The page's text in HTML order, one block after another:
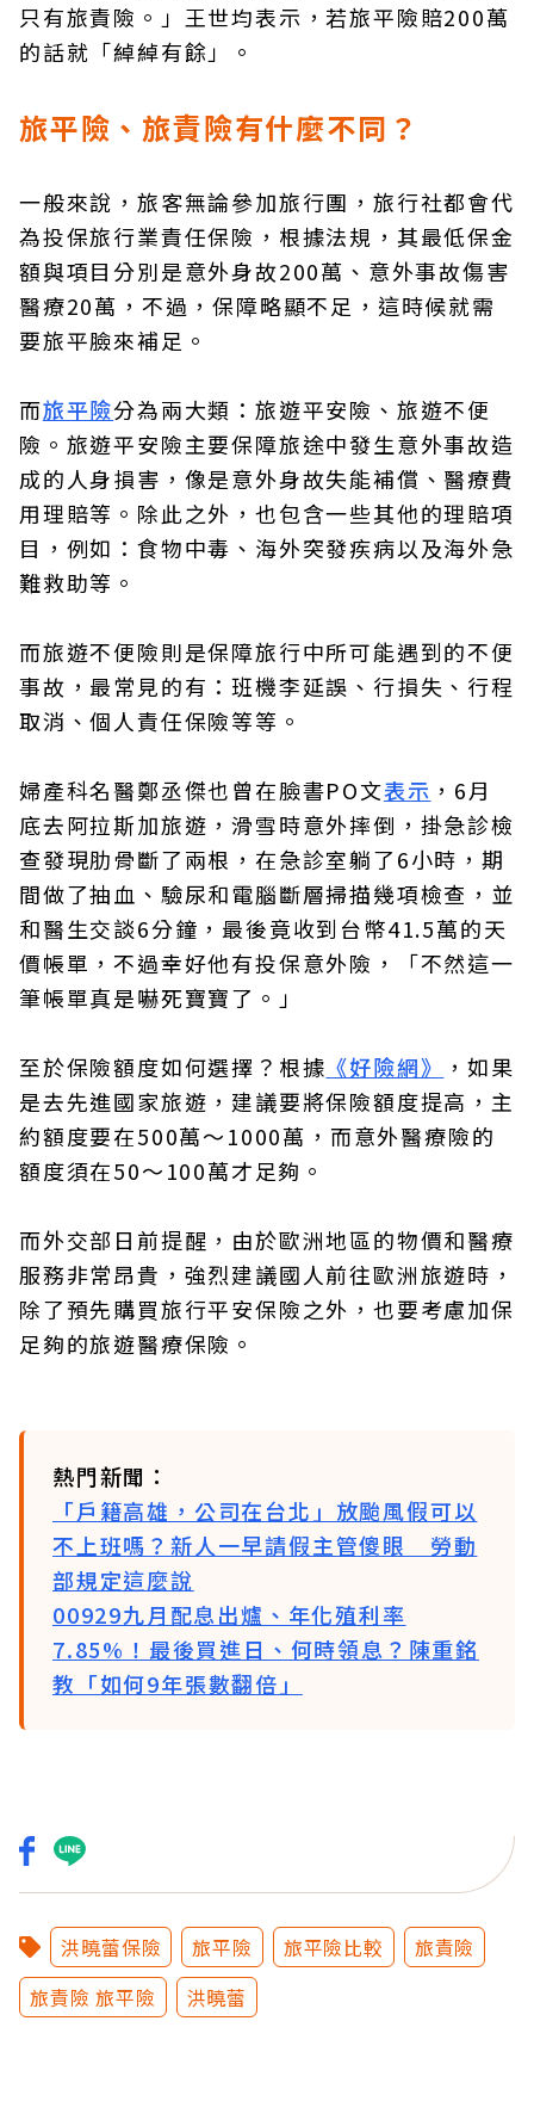
只有旅責險。」王世均表示，若旅平險賠200萬
的話就「綽綽有餘」。
旅平險、旅責險有什麼不同？
一般來說，旅客無論參加旅行團，旅行社都會代
為投保旅行業責任保險，根據法規，其最低保金
額與項目分別是意外身故200萬、意外事故傷害
醫療20萬，不過，保障略顯不足，這時候就需
要旅平臉來補足。
而旅平險分為兩大類：旅遊平安險、旅遊不便
險。旅遊平安險主要保障旅途中發生意外事故造
成的人身損害，像是意外身故失能補償、醫療費
用理賠等。除此之外，也包含一些其他的理賠項
目，例如：食物中毒、海外突發疾病以及海外急
難救助等。
而旅遊不便險則是保障旅行中所可能遇到的不便
事故，最常見的有：班機李延誤、行損失、行程
取消、個人責任保險等等。
婦產科名醫鄭丞傑也曾在臉書PO文表示 ，6月
底去阿拉斯加旅遊，滑雪時意外摔倒，掛急診檢
查發現肋骨斷了兩根，在急診室躺了6小時，期
間做了抽血、驗尿和電腦斷層掃描幾項檢查，並
和醫生交談6分鐘，最後竟收到台幣41.5萬的天
價帳單，不過幸好他有投保意外險，「不然這一
筆帳單真是嚇死寶寶了。」
至於保險額度如何選擇？根據 《好險網》
，如果
是去先進國家旅遊，建議要將保險額度提高，主
約額度要在500萬～1000萬，而意外醫療險的
額度須在50～100萬才足夠。
而外交部日前提醒，由於歐洲地區的物價和醫療
服務非常昂貴，強烈建議國人前往歐洲旅遊時，
除了預先購買旅行平安保險之外，也要考慮加保
足夠的旅遊醫療保險。
熱門新聞：
「戶籍高雄，公司在台北」放颱風假可以
不上班嗎？新人一早請假主管傻眼 勞動
部規定這麼說
00929九月配息出爐、年化殖利率
7.85%！最後買進日、何時領息？陳重銘
教「如何9年張數翻倍」
洪曉蕾保險 旅平險 旅平險比較
旅責險
旅責險 旅平險
洪曉蕾